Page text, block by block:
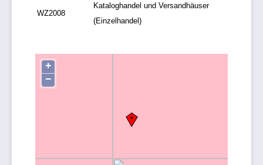
WZ2008
Kataloghandel und Versandhäuser
(Einzelhandel)
+
−